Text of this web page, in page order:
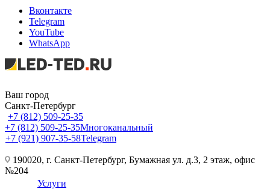
Вконтакте
Telegram
YouTube
WhatsApp
Ваш город
Санкт-Петербург
+7 (812) 509-25-35
+7 (812) 509-25-35Многоканальный
+7 (921) 907-35-58Telegram
190020, г. Санкт-Петербург, Бумажная ул. д.3, 2 этаж, офис
№204
Услуги